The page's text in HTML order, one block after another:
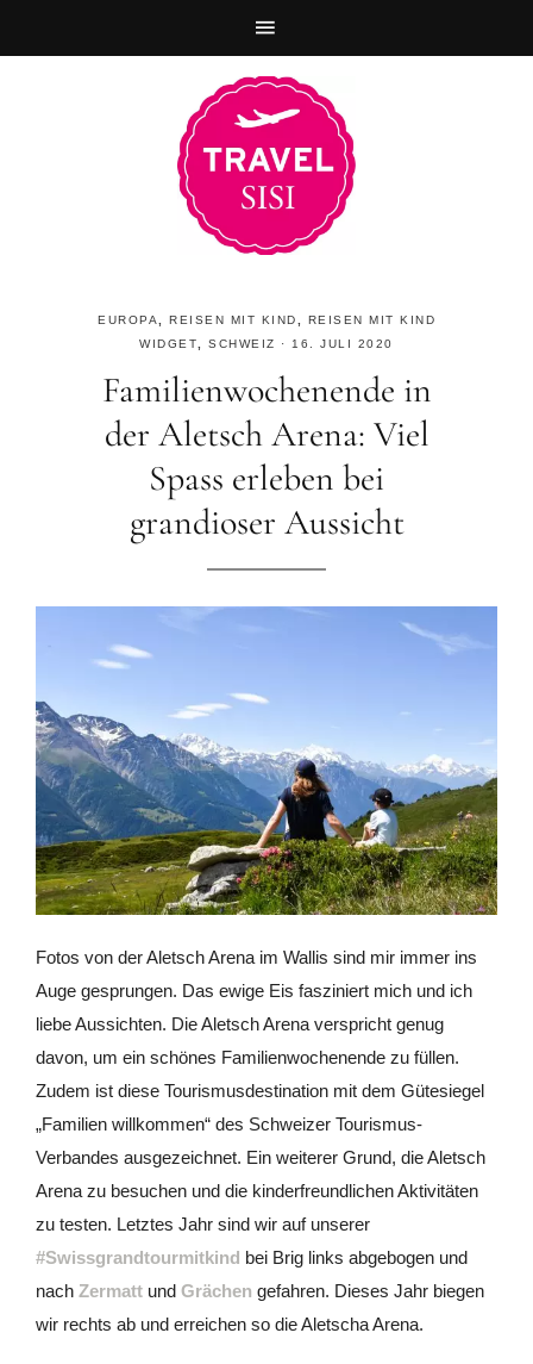
EUROPA REISEN MIT KIND
REISEN MIT KIND
WIDGET
,SCHWEIZ · 16. JULI 2020
Familienwochenende in
der Aletsch Arena: Viel
Spass erleben bei
grandioser Aussicht
Fotos von der Aletsch Arena im Wallis sind mir immer ins
Auge gesprungen. Das ewige Eis fasziniert mich und ich
liebe Aussichten. Die Aletsch Arena verspricht genug
davon, um ein schönes Familienwochenende zu füllen.
Zudem ist diese Tourismusdestination mit dem Gütesiegel
„Familien willkommen“ des Schweizer Tourismus-
Verbandes ausgezeichnet. Ein weiterer Grund, die Aletsch
Arena zu besuchen und die kinderfreundlichen Aktivitäten
zu testen. Letztes Jahr sind wir auf unserer
#Swissgrandtourmitkind bei Brig links abgebogen und
nach Zermatt und Grächen gefahren. Dieses Jahr biegen
wir rechts ab und erreichen so die Aletscha Arena.